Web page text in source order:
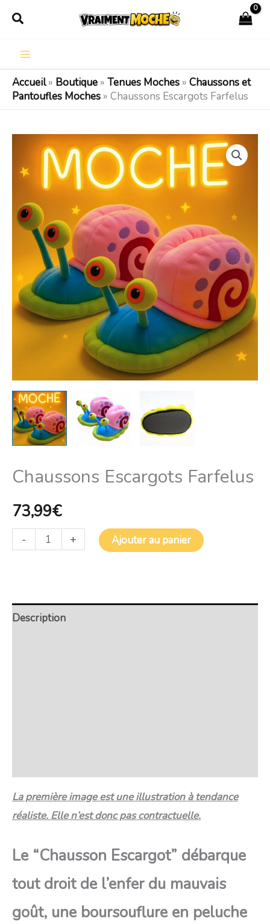
Rechercher
Accueil» Boutique » Tenues Moches » Chaussons et
Pantoufles Moches » Chaussons Escargots Farfelus
Chaussons Escargots Farfelus
73,99€
-
quantité
Chaussons
Escargots
Farfelus
+ Ajouter au panier
Description
La première image est une illustration à tendance
réaliste. Elle n’est donc pas contractuelle.
Le “Chausson Escargot” débarque
tout droit de l’enfer du mauvais
goût, une boursouflure en peluche